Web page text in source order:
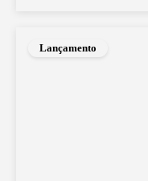
Lançamento